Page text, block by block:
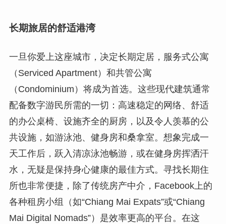
长期旅居的舒适港湾
一旦你爱上这座城市，决定长期定居，服务式公寓
（Serviced Apartment）和共管公寓
（Condominium）将成为首选。这些现代建筑通常
配备数字游民所需的一切：高速稳定的网络、舒适
的办公桌椅、设施齐全的厨房，以及令人羡慕的公
共设施，如游泳池、健身房和桑拿室。想象完成一
天工作后，跃入清凉泳池畅游，或在健身房挥洒汗
水，无疑是保持身心健康的最佳方式。寻找长期住
所也非常便捷，除了传统房产中介，Facebook上的
各种租房小组（如“Chiang Mai Expats”或“Chiang
Mai Digital Nomads”）是效率更高的平台。在这